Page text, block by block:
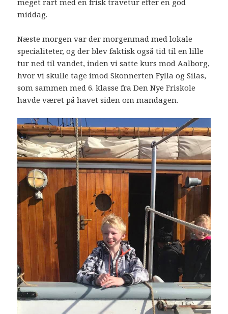
meget rart med en frisk travetur efter en god
middag.
Næste morgen var der morgenmad med lokale
specialiteter, og der blev faktisk også tid til en lille
tur ned til vandet, inden vi satte kurs mod Aalborg,
hvor vi skulle tage imod Skonnerten Fylla og Silas,
som sammen med 6. klasse fra Den Nye Friskole
havde været på havet siden om mandagen.